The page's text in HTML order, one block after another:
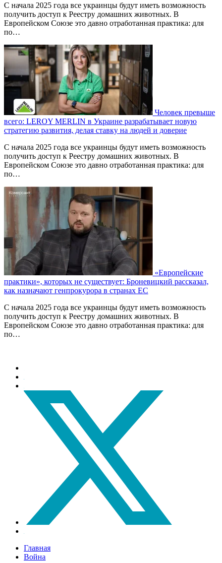
С начала 2025 года все украинцы будут иметь возможность
получить доступ к Реестру домашних животных. В
Европейском Союзе это давно отработанная практика: для
по…
Человек превыше
всего: LEROY MERLIN в Украине разрабатывает новую
стратегию развития, делая ставку на людей и доверие
С начала 2025 года все украинцы будут иметь возможность
получить доступ к Реестру домашних животных. В
Европейском Союзе это давно отработанная практика: для
по…
«Европейские
практики», которых не существует: Броневицкий рассказал,
как назначают генпрокурора в странах ЕС
С начала 2025 года все украинцы будут иметь возможность
получить доступ к Реестру домашних животных. В
Европейском Союзе это давно отработанная практика: для
по…
Главная
Война